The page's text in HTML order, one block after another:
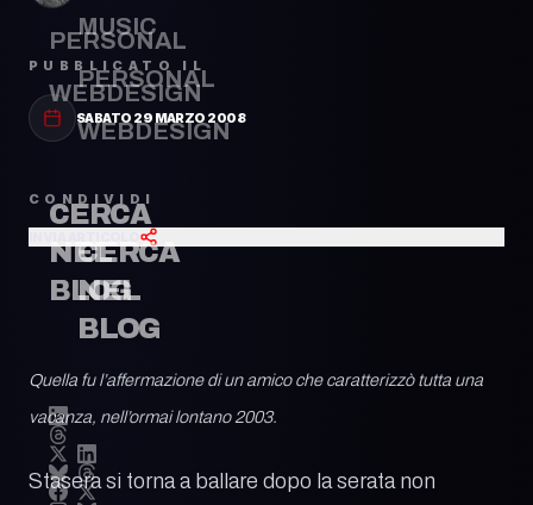
PERSONAL
WEBDESIGN
CERCA
NEL
BLOG
MUSIC
PERSONAL
WEBDESIGN
CERCA
NEL
BLOG
PUBBLICATO IL
SABATO 29 MARZO 2008
CONDIVIDI
Quella fu l’affermazione di un amico che caratterizzò tutta una
vacanza, nell’ormai lontano 2003.
Stasera si torna a ballare dopo la serata non